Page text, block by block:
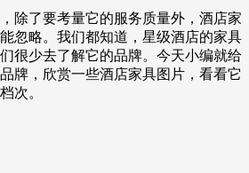
除了要考量它的服务质量外，酒店家
忽略。我们都知道，星级酒店的家具
很少去了解它的品牌。今天小编就给
牌，欣赏一些酒店家具图片，看看它
次。